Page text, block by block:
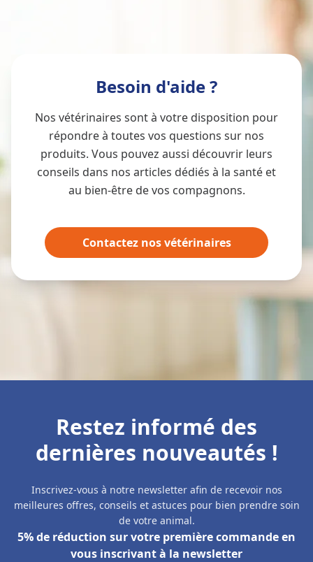
Besoin d'aide ?
Nos vétérinaires sont à votre disposition pour
répondre à toutes vos questions sur nos
produits. Vous pouvez aussi découvrir leurs
conseils dans nos articles dédiés à la santé et
au bien-être de vos compagnons.
Contactez nos vétérinaires
Restez informé des
dernières nouveautés !
Inscrivez-vous à notre newsletter afin de recevoir nos
meilleures offres, conseils et astuces pour bien prendre soin
de votre animal.
5% de réduction sur votre première commande en
vous inscrivant à la newsletter